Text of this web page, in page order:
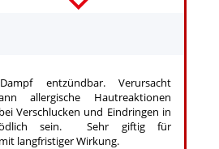
entzündbar. Verursacht
allergische Hautreaktionen
Verschlucken und Eindringen in
sein. Sehr giftig für
langfristiger Wirkung.